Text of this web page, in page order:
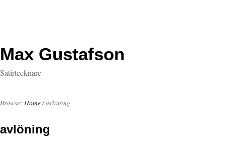
Max Gustafson
Satirtecknare
Browse: Home/avlöning
avlöning